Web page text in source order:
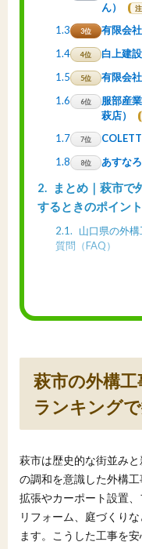
ん）
1.3 3位 有限会
1.4 4位 白上建
1.5 5位 有限会
1.6 6位
服部産
萩店）
1.7 7位
1.8 8位 あすな
2
まとめ｜萩市で
するときのポイント
2.1
山口県の外
質問（FAQ）
萩市の外構
ランキング
萩市は歴史的な街並み
の調和を意識した外構
拡張やカーポート設置
リフォーム、庭づくり
ます。こうした工事を